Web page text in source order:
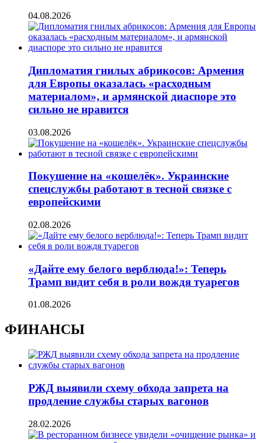
04.08.2026
Дипломатия гнилых абрикосов: Армения
для Европы оказалась «расходным
материалом», и армянской диаспоре это
сильно не нравится
03.08.2026
Покушение на «кошелёк». Украинские
спецслужбы работают в тесной связке с
европейскими
02.08.2026
«Дайте ему белого верблюда!»: Теперь
Трамп видит себя в роли вождя туарегов
01.08.2026
ФИНАНСЫ
РЖД выявили схему обхода запрета на
продление службы старых вагонов
28.02.2026